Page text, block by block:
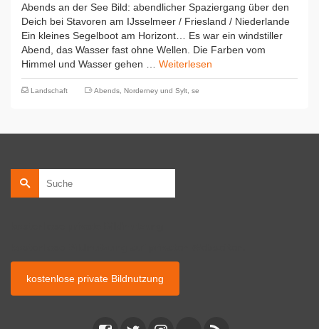
Abends an der See Bild: abendlicher Spaziergang über den
Deich bei Stavoren am IJsselmeer / Friesland / Niederlande
Ein kleines Segelboot am Horizont… Es war ein windstiller
Abend, das Wasser fast ohne Wellen. Die Farben vom
Himmel und Wasser gehen … Weiterlesen
Landschaft Abends, Norderney und Sylt, se
Suche
nach:
kostenlose private Bildnutzung